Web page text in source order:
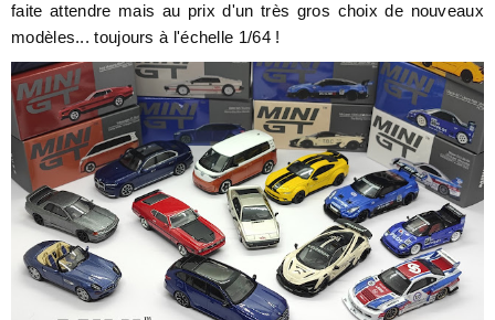
faite attendre mais au prix d'un très gros choix de nouveaux
modèles... toujours à l'échelle 1/64 !